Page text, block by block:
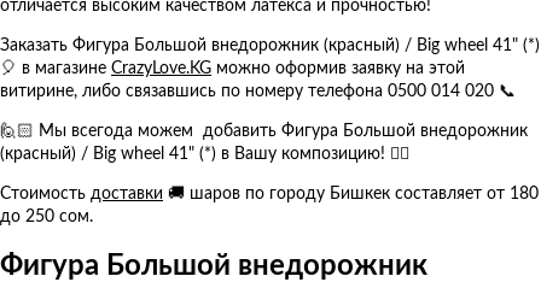
отличается высоким качеством латекса и прочностью!
Заказать Фигура Большой внедорожник (красный) / Big wheel 41" (*)
🎈 в магазине CrazyLove.KG можно оформив заявку на этой
витирине, либо связавшись по номеру телефона 0500 014 020 📞
🙋🏻 Мы всегода можем добавить Фигура Большой внедорожник
(красный) / Big wheel 41" (*) в Вашу композицию! 👍🏻
Стоимость доставки 🚚 шаров по городу Бишкек составляет от 180
до 250 сом.
Фигура Большой внедорожник